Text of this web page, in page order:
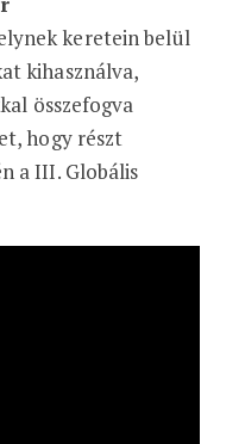
keretein belül
kihasználva,
összefogva
hogy részt
a III. Globális